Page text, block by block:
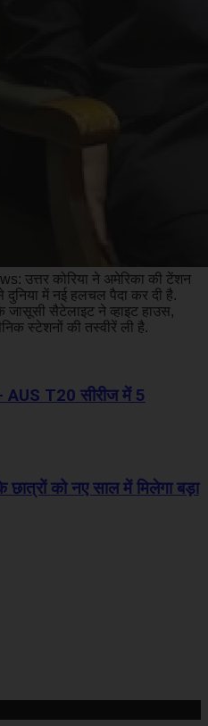
उत्तर कोरिया ने अमेरिका की टेंशन
दुनिया में नई हलचल पैदा कर दी है.
जासूसी सैटेलाइट ने व्हाइट हाउस,
स्टेशनों की तस्वीरें ली है.
T20 सीरीज में 5
को नए साल में मिलेगा बड़ा